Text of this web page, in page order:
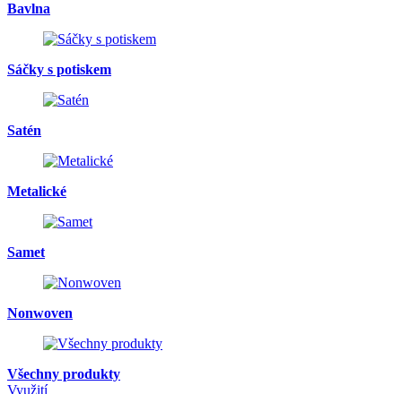
Bavlna
Sáčky s potiskem
Satén
Metalické
Samet
Nonwoven
Všechny produkty
Využití